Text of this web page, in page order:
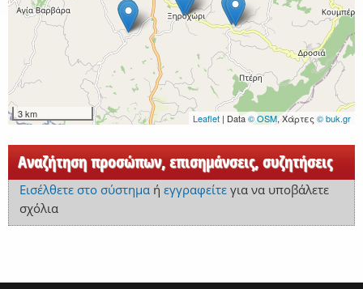
3 km Leaflet | Data© OSM, Χάρτες © buk.gr
Αναζήτηση προσώπων, επισημάνσεις, συζητήσεις
Εισέλθετε στο σύστημαή εγγραφείτεγια να υποβάλετε
σχόλια